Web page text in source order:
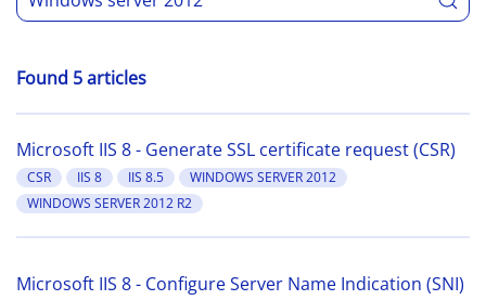
Found 5 articles
Microsoft IIS 8 - Generate SSL certificate request (CSR)
CSR IIS 8 IIS 8.5
WINDOWS SERVER 2012
WINDOWS SERVER 2012 R2
Microsoft IIS 8 - Configure Server Name Indication (SNI)